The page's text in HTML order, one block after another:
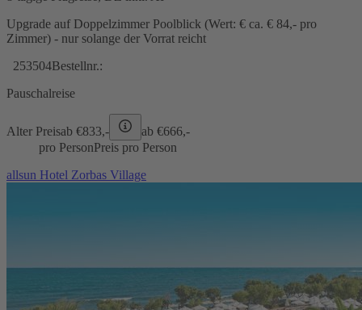
Upgrade auf Doppelzimmer Poolblick (Wert: € ca. € 84,- pro
Zimmer) - nur solange der Vorrat reicht
253504Bestellnr.:
Pauschalreise
Alter Preisab €833,- ab €666,-
pro PersonPreis pro Person
allsun Hotel Zorbas Village